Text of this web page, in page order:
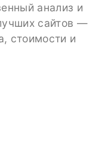
анализ и
сайтов —
стоимости и